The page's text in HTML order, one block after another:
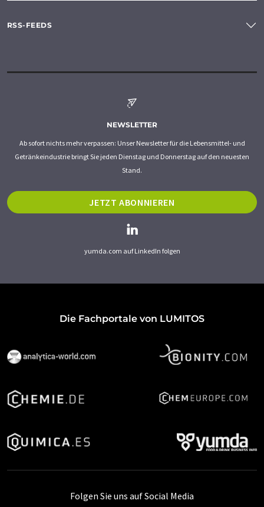
RSS-FEEDS
NEWSLETTER
Ab sofort nichts mehr verpassen: Unser Newsletter für die Lebensmittel- und
Getränkeindustrie bringt Sie jeden Dienstag und Donnerstag auf den neuesten
Stand.
JETZT ABONNIEREN
yumda.com auf LinkedIn folgen
Die Fachportale von LUMITOS
Folgen Sie uns auf Social Media